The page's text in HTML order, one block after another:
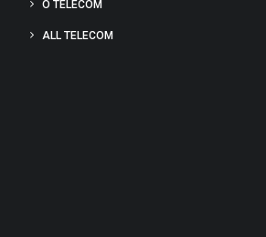
O TELECOM
ALL TELECOM